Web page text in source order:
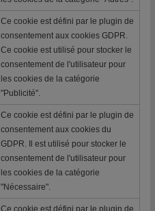
Ce cookie est défini par le plugin de
consentement aux cookies GDPR.
Ce cookie est utilisé pour stocker le
consentement de l'utilisateur pour
les cookies de la catégorie
"Publicité".
Ce cookie est défini par le plugin de
consentement aux cookies du
GDPR. Il est utilisé pour stocker le
consentement de l'utilisateur pour
les cookies de la catégorie
"Nécessaire".
Ce cookie est défini par le plugin de